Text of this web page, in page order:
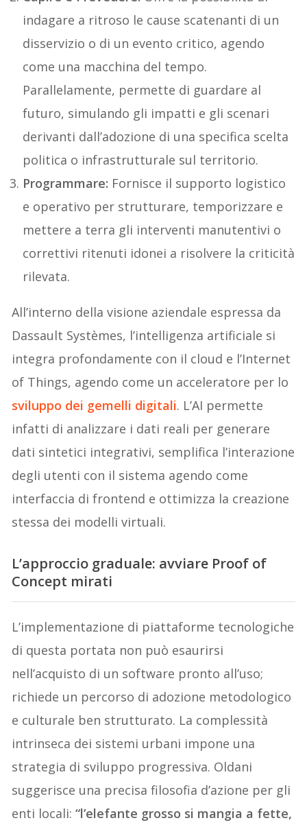
indagare a ritroso le cause scatenanti di un
disservizio o di un evento critico, agendo
come una macchina del tempo.
Parallelamente, permette di guardare al
futuro, simulando gli impatti e gli scenari
derivanti dall’adozione di una specifica scelta
politica o infrastrutturale sul territorio.
Programmare: Fornisce il supporto logistico
e operativo per strutturare, temporizzare e
mettere a terra gli interventi manutentivi o
correttivi ritenuti idonei a risolvere la criticità
rilevata.
All’interno della visione aziendale espressa da
Dassault Systèmes, l’intelligenza artificiale si
integra profondamente con il cloud e l’Internet
of Things, agendo come un acceleratore per lo
sviluppo dei gemelli digitali. L’AI permette
infatti di analizzare i dati reali per generare
dati sintetici integrativi, semplifica l’interazione
degli utenti con il sistema agendo come
interfaccia di frontend e ottimizza la creazione
stessa dei modelli virtuali.
L’approccio graduale: avviare Proof of
Concept mirati
L’implementazione di piattaforme tecnologiche
di questa portata non può esaurirsi
nell’acquisto di un software pronto all’uso;
richiede un percorso di adozione metodologico
e culturale ben strutturato. La complessità
intrinseca dei sistemi urbani impone una
strategia di sviluppo progressiva. Oldani
suggerisce una precisa filosofia d’azione per gli
enti locali:“l’elefante grosso si mangia a fette,